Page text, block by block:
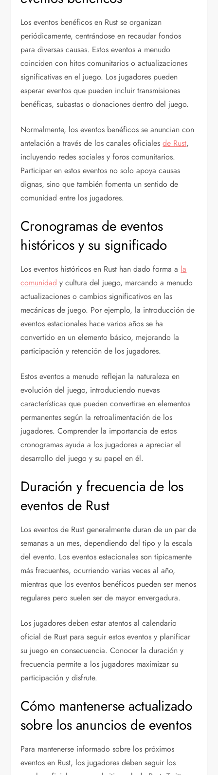
Los eventos benéficos en Rust se organizan
periódicamente, centrándose en recaudar fondos
para diversas causas. Estos eventos a menudo
coinciden con hitos comunitarios o actualizaciones
significativas en el juego. Los jugadores pueden
esperar eventos que pueden incluir transmisiones
benéficas, subastas o donaciones dentro del juego.
Normalmente, los eventos benéficos se anuncian con
antelación a través de los canales oficialesde Rust,
incluyendo redes sociales y foros comunitarios.
Participar en estos eventos no solo apoya causas
dignas, sino que también fomenta un sentido de
comunidad entre los jugadores.
Cronogramas de eventos
históricos y su significado
Los eventos históricos en Rust han dado forma a la
comunidad y cultura del juego, marcando a menudo
actualizaciones o cambios significativos en las
mecánicas de juego. Por ejemplo, la introducción de
eventos estacionales hace varios años se ha
convertido en un elemento básico, mejorando la
participación y retención de los jugadores.
Estos eventos a menudo reflejan la naturaleza en
evolución del juego, introduciendo nuevas
características que pueden convertirse en elementos
permanentes según la retroalimentación de los
jugadores. Comprender la importancia de estos
cronogramas ayuda a los jugadores a apreciar el
desarrollo del juego y su papel en él.
Duración y frecuencia de los
eventos de Rust
Los eventos de Rust generalmente duran de un par de
semanas a un mes, dependiendo del tipo y la escala
del evento. Los eventos estacionales son típicamente
más frecuentes, ocurriendo varias veces al año,
mientras que los eventos benéficos pueden ser menos
regulares pero suelen ser de mayor envergadura.
Los jugadores deben estar atentos al calendario
oficial de Rust para seguir estos eventos y planificar
su juego en consecuencia. Conocer la duración y
frecuencia permite a los jugadores maximizar su
participación y disfrute.
Cómo mantenerse actualizado
sobre los anuncios de eventos
Para mantenerse informado sobre los próximos
eventos en Rust, los jugadores deben seguir los